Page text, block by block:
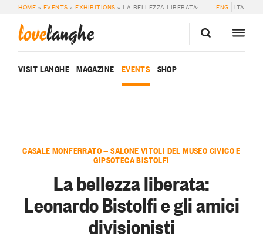
HOME » EVENTS »EXHIBITIONS » LA BELLEZZA LIBERATA: LEONARDO BISTOLFI E GLI AMICI DIVISIONISTI ENG ITA
lovelanghe
VISIT LANGHE MAGAZINE EVENTS SHOP
CASALE MONFERRATO — SALONE VITOLI DEL MUSEO CIVICO E
GIPSOTECA BISTOLFI
La bellezza liberata:
Leonardo Bistolfi e gli amici
divisionisti